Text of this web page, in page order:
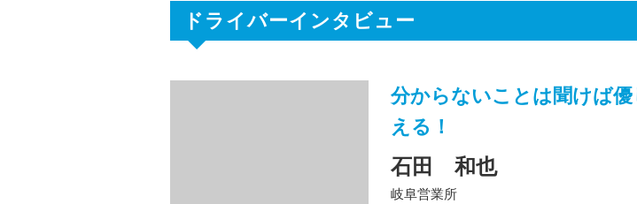
ドライバーインタビュー
分からないことは聞けば
える！
石田 和也
岐阜営業所